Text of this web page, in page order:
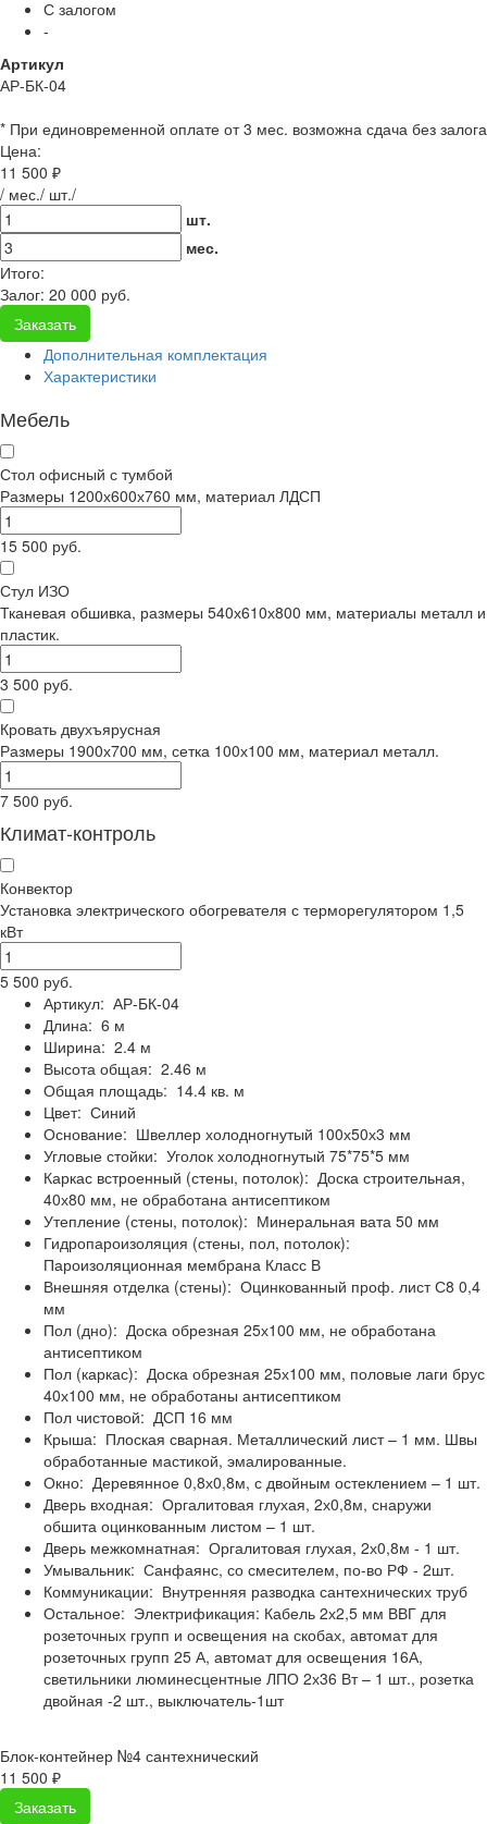
С залогом
-
Артикул
АР-БК-04
* При единовременной оплате от 3 мес. возможна сдача без залога
Цена:
11 500 ₽
/ мес./ шт./
шт.
мес.
Итого:
Залог: 20 000 руб.
Заказать
Дополнительная комплектация
Характеристики
Мебель
Стол офисный с тумбой
Размеры 1200х600х760 мм, материал ЛДСП
15 500 руб.
Стул ИЗО
Тканевая обшивка, размеры 540х610х800 мм, материалы металл и
пластик.
3 500 руб.
Кровать двухъярусная
Размеры 1900х700 мм, сетка 100х100 мм, материал металл.
7 500 руб.
Климат-контроль
Конвектор
Установка электрического обогревателя с терморегулятором 1,5
кВт
5 500 руб.
Артикул: АР-БК-04
Длина: 6 м
Ширина: 2.4 м
Высота общая: 2.46 м
Общая площадь: 14.4 кв. м
Цвет: Синий
Основание: Швеллер холодногнутый 100х50х3 мм
Угловые стойки: Уголок холодногнутый 75*75*5 мм
Каркас встроенный (стены, потолок): Доска строительная,
40х80 мм, не обработана антисептиком
Утепление (стены, потолок): Минеральная вата 50 мм
Гидропароизоляция (стены, пол, потолок):
Пароизоляционная мембрана Класс В
Внешняя отделка (стены): Оцинкованный проф. лист С8 0,4
мм
Пол (дно): Доска обрезная 25х100 мм, не обработана
антисептиком
Пол (каркас): Доска обрезная 25х100 мм, половые лаги брус
40х100 мм, не обработаны антисептиком
Пол чистовой: ДСП 16 мм
Крыша: Плоская сварная. Металлический лист – 1 мм. Швы
обработанные мастикой, эмалированные.
Окно: Деревянное 0,8х0,8м, с двойным остеклением – 1 шт.
Дверь входная: Оргалитовая глухая, 2х0,8м, снаружи
обшита оцинкованным листом – 1 шт.
Дверь межкомнатная: Оргалитовая глухая, 2х0,8м - 1 шт.
Умывальник: Санфаянс, со смесителем, по-во РФ - 2шт.
Коммуникации: Внутренняя разводка сантехнических труб
Остальное: Электрификация: Кабель 2х2,5 мм ВВГ для
розеточных групп и освещения на скобах, автомат для
розеточных групп 25 А, автомат для освещения 16А,
светильники люминесцентные ЛПО 2х36 Вт – 1 шт., розетка
двойная -2 шт., выключатель-1шт
Блок-контейнер №4 сантехнический
11 500 ₽
Заказать